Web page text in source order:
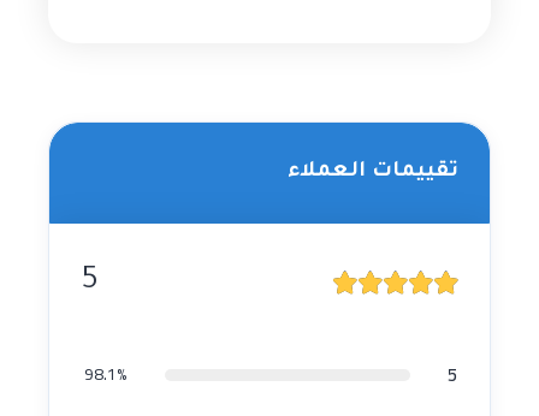
تقييمات العملاء
5
5
98.1%